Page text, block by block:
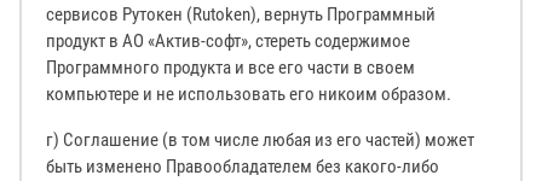
сервисов Рутокен (Rutoken), вернуть Программный
продукт в АО «Актив-софт», стереть содержимое
Программного продукта и все его части в своем
компьютере и не использовать его никоим образом.
г) Соглашение (в том числе любая из его частей) может
быть изменено Правообладателем без какого-либо